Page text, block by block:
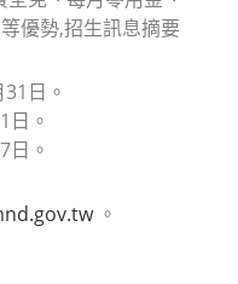
優勢,招生訊息摘要
日。
日。
日。
。